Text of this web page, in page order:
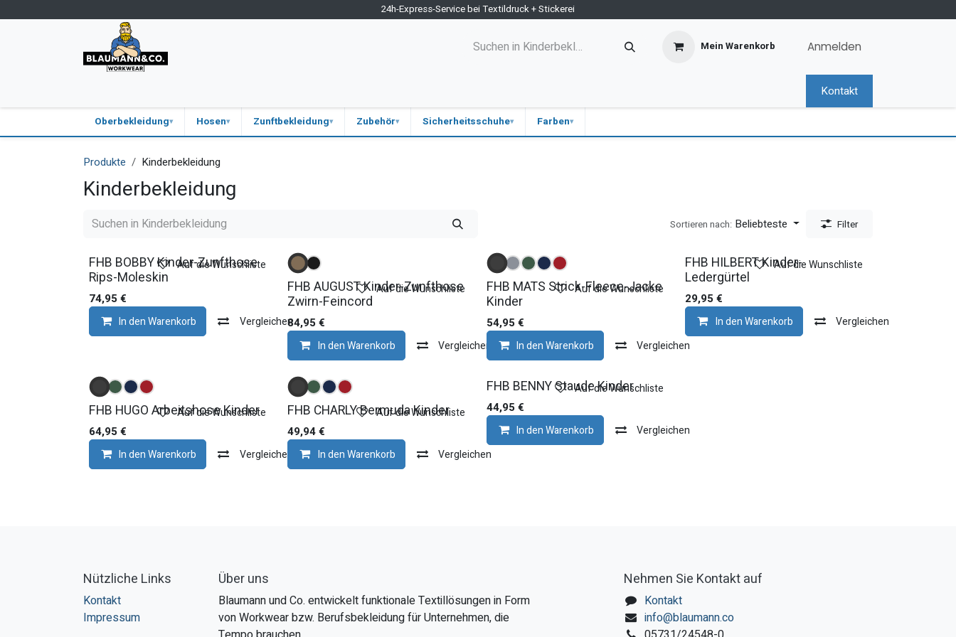
24h-Express-Service bei Textildruck + Stickerei
Mein Warenkorb Anmelden
Kontakt
Oberbekleidung Hosen Zunftbekleidung Zubehör Sicherheitsschuhe Farben
Produkte Kinderbekleidung
Kinderbekleidung
Sortieren nach: Beliebteste Filter
FHB BOBBY Kinder-Zunfthose
Rips-Moleskin
74,95€
In den Warenkorb Vergleichen
Auf die Wunschliste
FHB AUGUST Kinder-Zunfthose
Zwirn-Feincord
84,95€
In den Warenkorb Vergleichen
Auf die Wunschliste
FHB MATS Strick-Fleece-Jacke
Kinder
54,95€
In den Warenkorb Vergleichen
Auf die Wunschliste
FHB HILBERT Kinder-
Ledergürtel
29,95€
In den Warenkorb Vergleichen
Auf die Wunschliste
FHB HUGO Arbeitshose Kinder
64,95€
In den Warenkorb Vergleichen
Auf die Wunschliste FHB CHARLY Bermuda Kinder
49,94€
In den Warenkorb Vergleichen
Auf die Wunschliste
FHB BENNY Staude Kinder
44,95€
In den Warenkorb Vergleichen
Auf die Wunschliste
Nützliche Links
Kontakt
Impressum
Über uns
Blaumann und Co. entwickelt funktionale Textillösungen in Form
von Workwear bzw. Berufsbekleidung für Unternehmen, die
Nehmen Sie Kontakt auf
Kontakt
info@blaumann.co